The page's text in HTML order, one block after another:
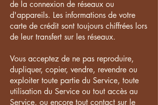
de la connexion de réseaux ou
d'appareils. Les informations de votre
carte de crédit sont toujours chiffrées lors
de leur transfert sur les réseaux.
Vous acceptez de ne pas reproduire,
dupliquer, copier, vendre, revendre ou
exploiter toute partie du Service, toute
utilisation du Service ou tout accès au
Service, ou encore tout contact sur le